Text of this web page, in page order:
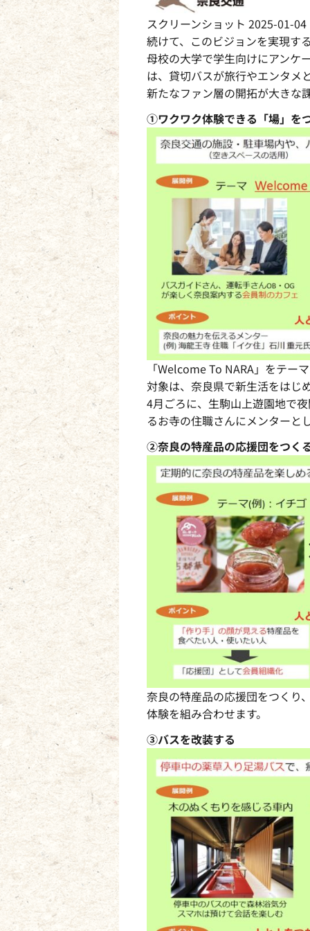
スクリーンショット 2025-01-04
続けて、このビジョンを実現す
母校の大学で学生向けにアンケ
は、貸切バスが旅行やエンタメ
新たなファン層の開拓が大きな
①ワクワク体験できる「場」を
「Welcome To NARA」をテー
対象は、奈良県で新生活をはじ
4月ごろに、生駒山上遊園地で
るお寺の住職さんにメンターと
②奈良の特産品の応援団をつく
奈良の特産品の応援団をつくり
体験を組み合わせます。
③バスを改装する